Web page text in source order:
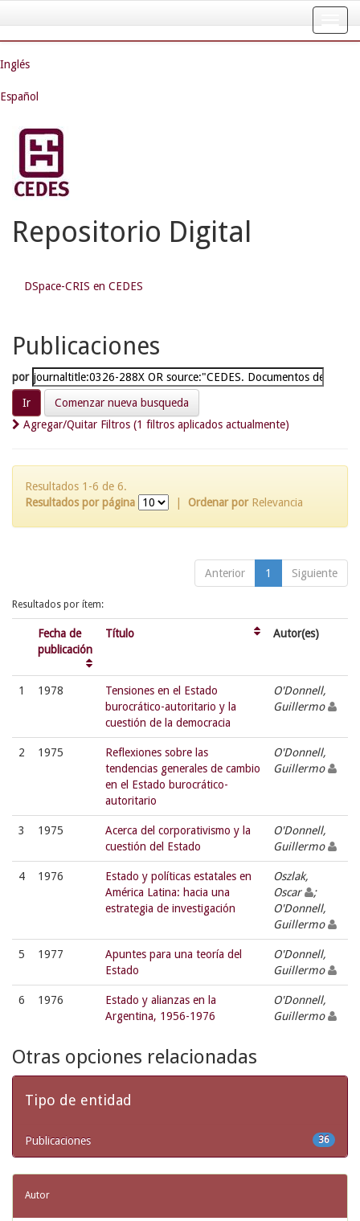
navigation
Inglés
Español
Repositorio Digital
DSpace-CRIS en CEDES
Publicaciones
por
Comenzar nueva busqueda
Agregar/Quitar Filtros (1 filtros aplicados actualmente)
Resultados 1-6 de 6.
Resultados por página
Ordenar por Relevancia
Anterior 1 Siguiente
Resultados por ítem:
Fecha de
publicación
Título Autor(es)
1 1978
Tensiones en el Estado
burocrático-autoritario y la
cuestión de la democracia
O'Donnell,
Guillermo
2 1975
Reflexiones sobre las
tendencias generales de cambio
en el Estado burocrático-
autoritario
O'Donnell,
Guillermo
3 1975
Acerca del corporativismo y la
cuestión del Estado
O'Donnell,
Guillermo
4 1976
Estado y políticas estatales en
América Latina: hacia una
estrategia de investigación
Oszlak,
Oscar
;
O'Donnell,
Guillermo
5 1977
Apuntes para una teoría del
Estado
O'Donnell,
Guillermo
6 1976
Estado y alianzas en la
Argentina, 1956-1976
O'Donnell,
Guillermo
Otras opciones relacionadas
Tipo de entidad
36
Publicaciones
Autor